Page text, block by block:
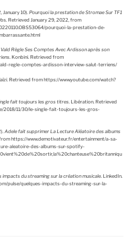
January 10).Pourquoi la prestation de Stromae Sur TF1
Retrieved January 29, 2022, from
pourquoi-la-prestation-de-
Vald Règle Ses Comptes Avec Ardisson après son
. Konbini. Retrieved from
regle-comptes-ardisson-interview-salut-terriens/
. Retrieved from https://www.youtube.com/watch?
fait toujours les gros titres. Libération. Retrieved
2018/11/30/le-single-fait-toujours-les-gros-
Adele fait supprimer La Lecture Aléatoire des albums
https://www.demotivateur.fr/entertainment/a-sa-
aleatoire-des-albums-sur-spotify-
impacts du streaming sur la création musicale. LinkedIn.
pulse/quelques-impacts-du-streaming-sur-la-